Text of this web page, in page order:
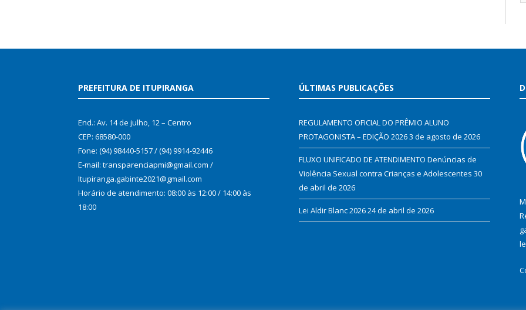
PREFEITURA DE ITUPIRANGA
End.: Av. 14 de julho, 12 – Centro
CEP: 68580-000
Fone: (94) 98440-5157 / (94) 9914-92446
E-mail: transparenciapmi@gmail.com /
Itupiranga.gabinte2021@gmail.com
Horário de atendimento: 08:00 às 12:00 / 14:00 às
18:00
ÚLTIMAS PUBLICAÇÕES
REGULAMENTO OFICIAL DO PRÊMIO ALUNO
PROTAGONISTA – EDIÇÃO 20263 de agosto de 2026
FLUXO UNIFICADO DE ATENDIMENTO Denúncias de
Violência Sexual contra Crianças e Adolescentes 30
de abril de 2026
Lei Aldir Blanc 202624 de abril de 2026